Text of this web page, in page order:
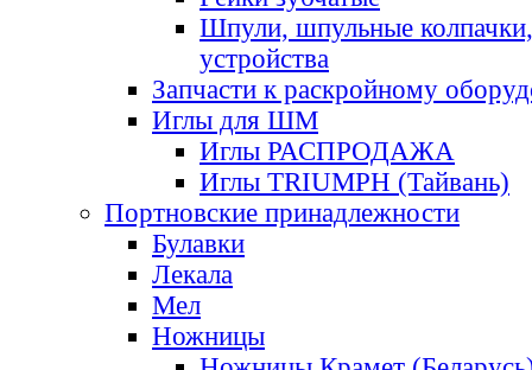
Шпули, шпульные
устройства
Запчасти к раскройному
Иглы для ШМ
Иглы РАСПРОДАЖА
Иглы TRIUMPH (Тайвань)
Портновские принадлежности
Булавки
Лекала
Мел
Ножницы